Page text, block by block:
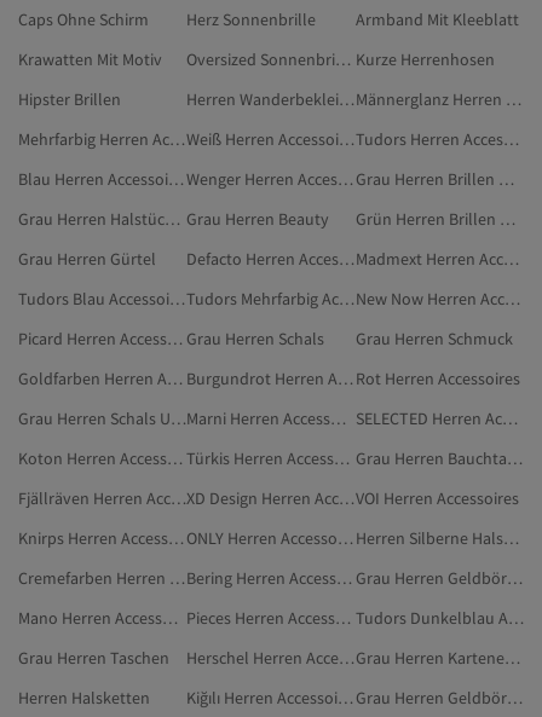
Caps Ohne Schirm
Herz Sonnenbrille
Armband Mit Kleeblatt
Krawatten Mit Motiv
Oversized Sonnenbrillen Kurze Herrenhosen
Hipster Brillen
Herren Wanderbekleidung
Männerglanz Herren Accessoires
Mehrfarbig Herren Accessoires
Weiß Herren Accessoires
Tudors Herren Accessoires
Blau Herren Accessoires
Wenger Herren Accessoires
Grau Herren Brillen Und Brillenzubehör
Grau Herren Halstücher Grau Herren Beauty
Grün Herren Brillen Und Brillenzubehör
Grau Herren Gürtel
Defacto Herren Accessoires
Madmext Herren Accessoires
Tudors Blau Accessoires
Tudors Mehrfarbig Accessoires
New Now Herren Accessoires
Picard Herren Accessoires Grau Herren Schals
Grau Herren Schmuck
Goldfarben Herren Accessoires
Burgundrot Herren Accessoires Rot Herren Accessoires
Grau Herren Schals Und Tücher
Marni Herren Accessoires
SELECTED Herren Accessoires
Koton Herren Accessoires
Türkis Herren Accessoires
Grau Herren Bauchtaschen
Fjällräven Herren Accessoires
XD Design Herren AccessoiresVOI Herren Accessoires
Knirps Herren Accessoires
ONLY Herren Accessoires
Herren Silberne Halsketten
Cremefarben Herren Accessoires
Bering Herren Accessoires
Grau Herren Geldbörsen & Kartenhalter
Mano Herren Accessoires
Pieces Herren Accessoires
Tudors Dunkelblau Accessoires
Grau Herren Taschen
Herschel Herren Accessoires
Grau Herren Kartenetuis
Herren Halsketten
Kiğılı Herren Accessoires
Grau Herren Geldbörsen